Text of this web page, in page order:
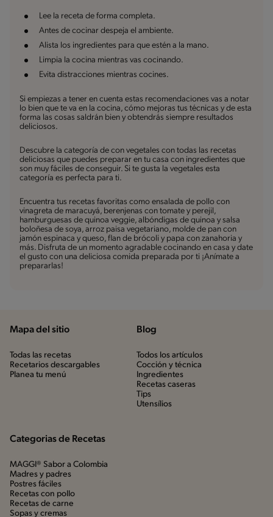
Lee la receta de forma completa.
Antes de cocinar despeja el ambiente.
Alista los ingredientes para que estén a la mano.
Limpia la cocina mientras vas cocinando.
Evita distracciones mientras cocines.
Si empiezas a tener en cuenta estas recomendaciones vas a notar
lo bien que te va en la cocina, cómo mejoras tus técnicas y de esta
forma las cosas saldrán bien y obtendrás siempre resultados
deliciosos.
Descubre la categoría de con vegetales con todas las recetas
deliciosas que puedes preparar en tu casa con ingredientes que
son muy fáciles de conseguir. Si te gusta la vegetales esta
categoría es perfecta para ti.
Encuentra tus recetas favoritas como ensalada de pollo con
vinagreta de maracuyá, berenjenas con tomate y perejil,
hamburguesas de quinoa veggie, albóndigas de quinoa y salsa
boloñesa de soya, arroz paisa vegetariano, molde de pan con
jamón espinaca y queso, flan de brócoli y papa con zanahoria y
más. Disfruta de un momento agradable cocinando en casa y date
el gusto con una deliciosa comida preparada por ti ¡Anímate a
prepararlas!
Mapa del sitio
Todas las recetas
Recetarios descargables
Planea tu menú
Blog
Todos los artículos
Cocción y técnica
Ingredientes
Recetas caseras
Tips
Utensílios
Categorias de Recetas
MAGGI® Sabor a Colombia
Madres y padres
Postres fáciles
Recetas con pollo
Recetas de carne
Sopas y cremas